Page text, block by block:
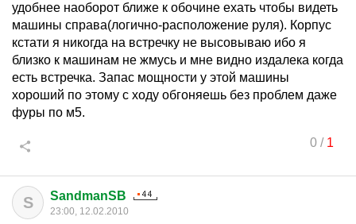
удобнее наоборот ближе к обочине ехать чтобы видеть
машины справа(логично-расположение руля). Корпус
кстати я никогда на встречку не высовываю ибо я
близко к машинам не жмусь и мне видно издалека когда
есть встречка. Запас мощности у этой машины
хороший по этому с ходу обгоняешь без проблем даже
фуры по м5.
0/ 1
S SandmanSB
23:00, 12.02.2010